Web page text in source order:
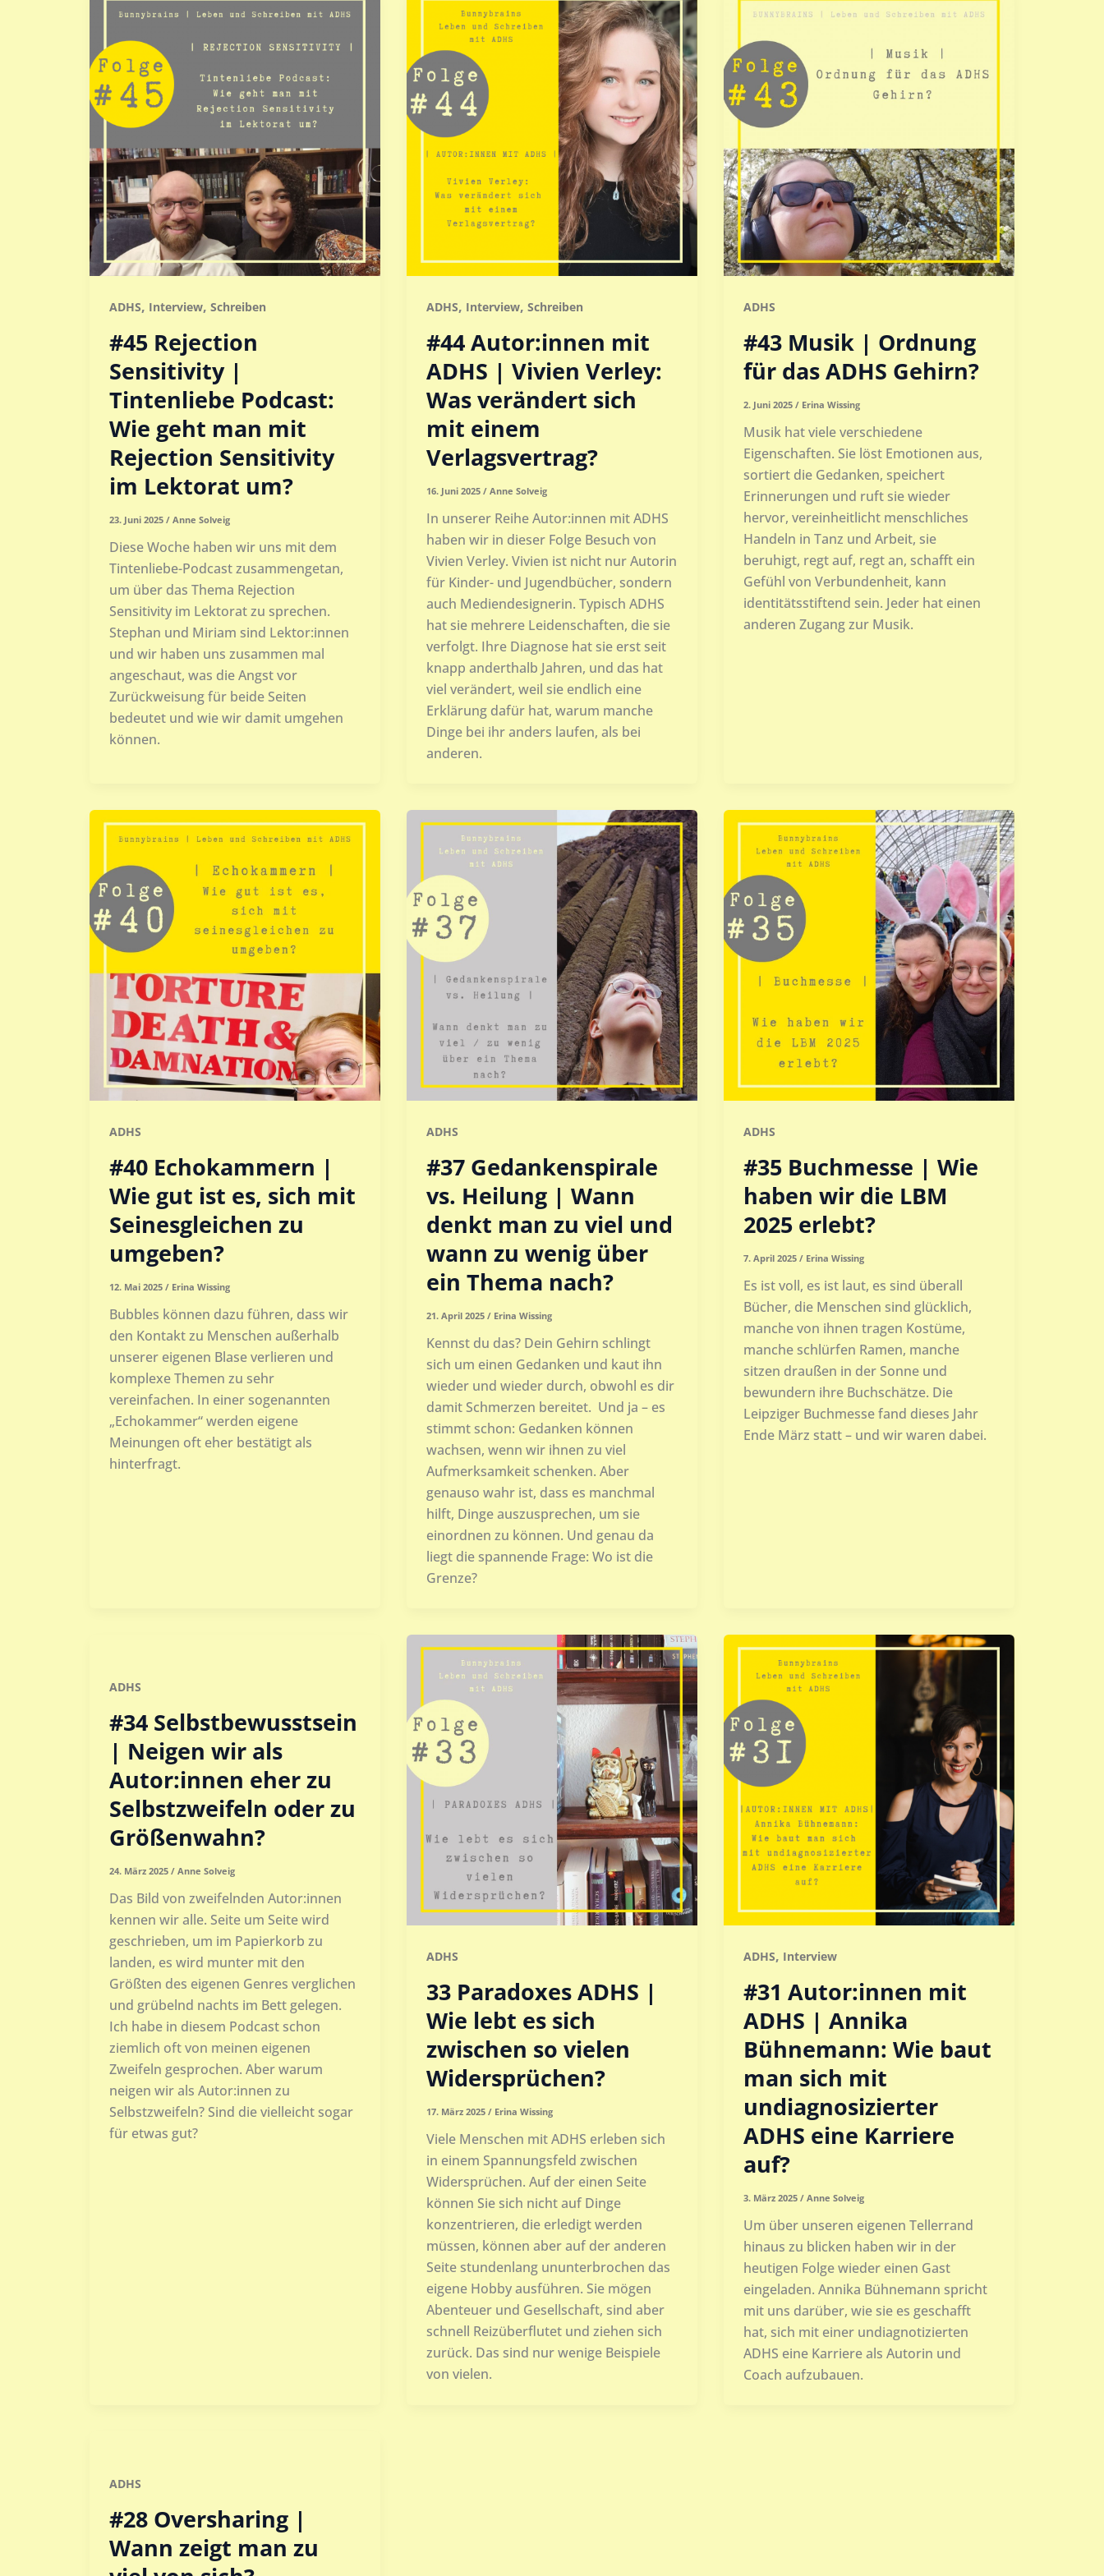
ADHS, Interview, Schreiben
#45 Rejection
Sensitivity |
Tintenliebe Podcast:
Wie geht man mit
Rejection Sensitivity
im Lektorat um?
23. Juni 2025 / Anne Solveig
Diese Woche haben wir uns mit dem
Tintenliebe-Podcast zusammengetan,
um über das Thema Rejection
Sensitivity im Lektorat zu sprechen.
Stephan und Miriam sind Lektor:innen
und wir haben uns zusammen mal
angeschaut, was die Angst vor
Zurückweisung für beide Seiten
bedeutet und wie wir damit umgehen
können.
ADHS, Interview, Schreiben
#44 Autor:innen mit
ADHS | Vivien Verley:
Was verändert sich
mit einem
Verlagsvertrag?
16. Juni 2025 / Anne Solveig
In unserer Reihe Autor:innen mit ADHS
haben wir in dieser Folge Besuch von
Vivien Verley. Vivien ist nicht nur Autorin
für Kinder- und Jugendbücher, sondern
auch Mediendesignerin. Typisch ADHS
hat sie mehrere Leidenschaften, die sie
verfolgt. Ihre Diagnose hat sie erst seit
knapp anderthalb Jahren, und das hat
viel verändert, weil sie endlich eine
Erklärung dafür hat, warum manche
Dinge bei ihr anders laufen, als bei
anderen.
ADHS
#43 Musik | Ordnung
für das ADHS Gehirn?
2. Juni 2025 / Erina Wissing
Musik hat viele verschiedene
Eigenschaften. Sie löst Emotionen aus,
sortiert die Gedanken, speichert
Erinnerungen und ruft sie wieder
hervor, vereinheitlicht menschliches
Handeln in Tanz und Arbeit, sie
beruhigt, regt auf, regt an, schafft ein
Gefühl von Verbundenheit, kann
identitätsstiftend sein. Jeder hat einen
anderen Zugang zur Musik.
ADHS
#40 Echokammern |
Wie gut ist es, sich mit
Seinesgleichen zu
umgeben?
12. Mai 2025 / Erina Wissing
Bubbles können dazu führen, dass wir
den Kontakt zu Menschen außerhalb
unserer eigenen Blase verlieren und
komplexe Themen zu sehr
vereinfachen. In einer sogenannten
„Echokammer“ werden eigene
Meinungen oft eher bestätigt als
hinterfragt.
ADHS
#37 Gedankenspirale
vs. Heilung | Wann
denkt man zu viel und
wann zu wenig über
ein Thema nach?
21. April 2025 / Erina Wissing
Kennst du das? Dein Gehirn schlingt
sich um einen Gedanken und kaut ihn
wieder und wieder durch, obwohl es dir
damit Schmerzen bereitet. Und ja – es
stimmt schon: Gedanken können
wachsen, wenn wir ihnen zu viel
Aufmerksamkeit schenken. Aber
genauso wahr ist, dass es manchmal
hilft, Dinge auszusprechen, um sie
einordnen zu können. Und genau da
liegt die spannende Frage: Wo ist die
Grenze?
ADHS
#35 Buchmesse | Wie
haben wir die LBM
2025 erlebt?
7. April 2025 / Erina Wissing
Es ist voll, es ist laut, es sind überall
Bücher, die Menschen sind glücklich,
manche von ihnen tragen Kostüme,
manche schlürfen Ramen, manche
sitzen draußen in der Sonne und
bewundern ihre Buchschätze. Die
Leipziger Buchmesse fand dieses Jahr
Ende März statt – und wir waren dabei.
ADHS
#34 Selbstbewusstsein
| Neigen wir als
Autor:innen eher zu
Selbstzweifeln oder zu
Größenwahn?
24. März 2025 / Anne Solveig
Das Bild von zweifelnden Autor:innen
kennen wir alle. Seite um Seite wird
geschrieben, um im Papierkorb zu
landen, es wird munter mit den
Größten des eigenen Genres verglichen
und grübelnd nachts im Bett gelegen.
Ich habe in diesem Podcast schon
ziemlich oft von meinen eigenen
Zweifeln gesprochen. Aber warum
neigen wir als Autor:innen zu
Selbstzweifeln? Sind die vielleicht sogar
für etwas gut?
ADHS
33 Paradoxes ADHS |
Wie lebt es sich
zwischen so vielen
Widersprüchen?
17. März 2025 / Erina Wissing
Viele Menschen mit ADHS erleben sich
in einem Spannungsfeld zwischen
Widersprüchen. Auf der einen Seite
können Sie sich nicht auf Dinge
konzentrieren, die erledigt werden
müssen, können aber auf der anderen
Seite stundenlang ununterbrochen das
eigene Hobby ausführen. Sie mögen
Abenteuer und Gesellschaft, sind aber
schnell Reizüberflutet und ziehen sich
zurück. Das sind nur wenige Beispiele
von vielen.
ADHS, Interview
#31 Autor:innen mit
ADHS | Annika
Bühnemann: Wie baut
man sich mit
undiagnosizierter
ADHS eine Karriere
auf?
3. März 2025 / Anne Solveig
Um über unseren eigenen Tellerrand
hinaus zu blicken haben wir in der
heutigen Folge wieder einen Gast
eingeladen. Annika Bühnemann spricht
mit uns darüber, wie sie es geschafft
hat, sich mit einer undiagnotizierten
ADHS eine Karriere als Autorin und
Coach aufzubauen.
ADHS
#28 Oversharing |
Wann zeigt man zu